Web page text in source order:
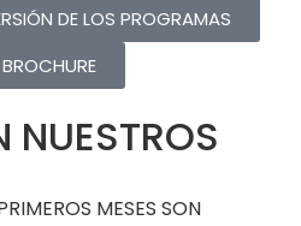
DE LOS PROGRAMAS
NUESTROS
MESES SON